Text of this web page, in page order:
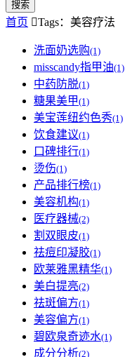
搜索
首页 Tags：美容疗法
洗面奶选购(1)
misscandy指甲油(1)
中药防脱(1)
糖果美甲(1)
美宝莲纽约色秀(1)
饮食建议(1)
口碑排行(1)
烫伤(1)
产品排行榜(1)
美容机构(1)
医疗器械(2)
割双眼皮(1)
祛痘印凝胶(1)
欧莱雅黑精华(1)
美白提亮(2)
祛斑偏方(1)
美容偏方(1)
碧欧泉奇迹水(1)
成分分析(2)